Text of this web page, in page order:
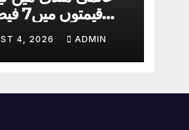
4, 2026 ADMIN